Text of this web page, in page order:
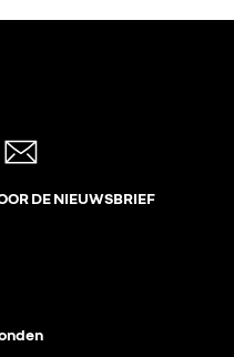
DE NIEUWSBRIEF